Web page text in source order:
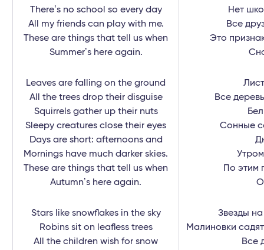
Thereʼs no school so every day
All my friends can play with me.
These are things that tell us when
Summerʼs here again.
Leaves are falling on the ground
All the trees drop their disguise
Squirrels gather up their nuts
Sleepy creatures close their eyes
Days are short: afternoons and
Mornings have much darker skies.
These are things that tell us when
Autumnʼs here again.
Stars like snowflakes in the sky
Robins sit on leafless trees
All the children wish for snow
Нет
Все
Это
Все
Сонные
По этим
Звезды
Малиновки
Все